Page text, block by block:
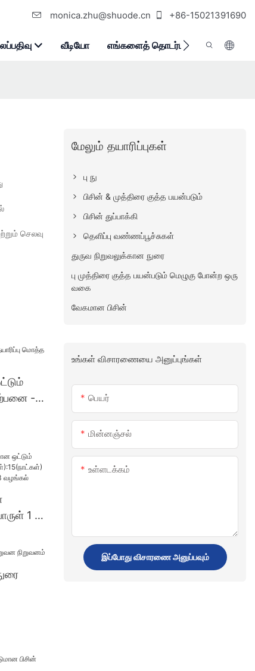
monica.zhu@shuode.cn +86-15021391690
வீடியோ எங்களைத் தொடர்பு கொள்ளுங்கள்
செலவு
-
1 -
மேலும் தயாரிப்புகள்
பு நு
பிசின் & முத்திரை குத்த பயன்படும்
பிசின் துப்பாக்கி
தெளிப்பு வண்ணப்பூச்சுகள்
துருவ நிறுவலுக்கான நுரை
பு முத்திரை குத்த பயன்படும் மெழுகு போன்ற ஒரு
வகை
வேகமான பிசின்
உங்கள் விசாரணையை அனுப்புங்கள்
பெயர்
மின்னஞ்சல்
உள்ளடக்கம்
இப்போது விசாரணை அனுப்பவும்